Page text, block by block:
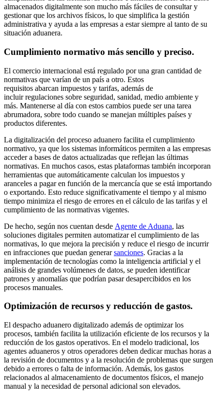
almacenados digitalmente son mucho más fáciles de consultar y
gestionar que los archivos físicos, lo que simplifica la gestión
administrativa y ayuda a las empresas a estar siempre al tanto de su
situación aduanera.
Cumplimiento normativo más sencillo y preciso.
El comercio internacional está regulado por una gran cantidad de
normativas que varían de un país a otro. Estos
requisitos abarcan impuestos y tarifas, además de
incluir regulaciones sobre seguridad, sanidad, medio ambiente y
más. Mantenerse al día con estos cambios puede ser una tarea
abrumadora, sobre todo cuando se manejan múltiples países y
productos diferentes.
La digitalización del proceso aduanero facilita el cumplimiento
normativo, ya que los sistemas informáticos permiten a las empresas
acceder a bases de datos actualizadas que reflejan las últimas
normativas. En muchos casos, estas plataformas también incorporan
herramientas que automáticamente calculan los impuestos y
aranceles a pagar en función de la mercancía que se está importando
o exportando. Esto reduce significativamente el tiempo y al mismo
tiempo minimiza el riesgo de errores en el cálculo de las tarifas y el
cumplimiento de las normativas vigentes.
De hecho, según nos cuentan desde Agente de Aduana, las
soluciones digitales permiten automatizar el cumplimiento de las
normativas, lo que mejora la precisión y reduce el riesgo de incurrir
en infracciones que puedan generarsanciones. Gracias a la
implementación de tecnologías como la inteligencia artificial y el
análisis de grandes volúmenes de datos, se pueden identificar
patrones y anomalías que podrían pasar desapercibidos en los
procesos manuales.
Optimización de recursos y reducción de gastos.
El despacho aduanero digitalizado además de optimizar los
procesos, también facilita la utilización eficiente de los recursos y la
reducción de los gastos operativos. En el modelo tradicional, los
agentes aduaneros y otros operadores deben dedicar muchas horas a
la revisión de documentos y a la resolución de problemas que surgen
debido a errores o falta de información. Además, los gastos
relacionados al almacenamiento de documentos físicos, el manejo
manual y la necesidad de personal adicional son elevados.